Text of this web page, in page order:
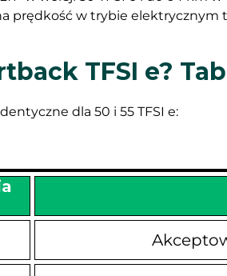
prędkość w trybie elektrycznym
TFSI e?
dla 50 i 55 TFSI e: